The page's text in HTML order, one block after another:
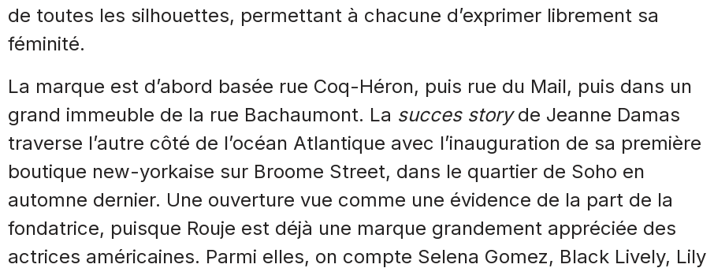
de toutes les silhouettes, permettant à chacune d’exprimer librement sa
féminité.
La marque est d’abord basée rue Coq-Héron, puis rue du Mail, puis dans un
grand immeuble de la rue Bachaumont. La succes storyde Jeanne Damas
traverse l’autre côté de l’océan Atlantique avec l’inauguration de sa première
boutique new-yorkaise sur Broome Street, dans le quartier de Soho en
automne dernier. Une ouverture vue comme une évidence de la part de la
fondatrice, puisque Rouje est déjà une marque grandement appréciée des
actrices américaines. Parmi elles, on compte Selena Gomez, Black Lively, Lily